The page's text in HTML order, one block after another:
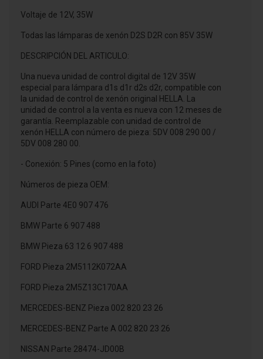
Voltaje de 12V, 35W
Todas las lámparas de xenón D2S D2R con 85V 35W
DESCRIPCIÓN DEL ARTICULO:
Una nueva unidad de control digital de 12V 35W
especial para lámpara d1s d1r d2s d2r, compatible con
la unidad de control de xenón original HELLA. La
unidad de control a la venta es nueva con 12 meses de
garantía. Reemplazable con unidad de control de
xenón HELLA con número de pieza: 5DV 008 290 00 /
5DV 008 280 00.
- Conexión: 5 Pines (como en la foto)
Números de pieza OEM:
AUDI Parte 4E0 907 476
BMW Parte 6 907 488
BMW Pieza 63 12 6 907 488
FORD Pieza 2M5112K072AA
FORD Pieza 2M5Z13C170AA
MERCEDES-BENZ Pieza 002 820 23 26
MERCEDES-BENZ Parte A 002 820 23 26
NISSAN Parte 28474-JD00B